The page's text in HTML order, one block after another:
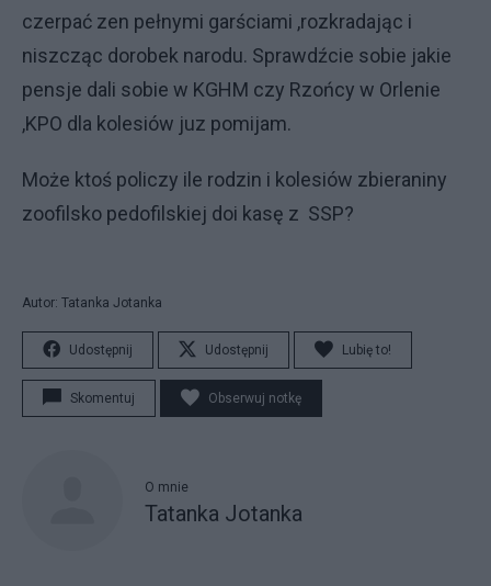
czerpać zen pełnymi garściami ,rozkradając i
niszcząc dorobek narodu. Sprawdźcie sobie jakie
pensje dali sobie w KGHM czy Rzońcy w Orlenie
,KPO dla kolesiów juz pomijam.
Może ktoś policzy ile rodzin i kolesiów zbieraniny
zoofilsko pedofilskiej doi kasę z SSP?
Autor: Tatanka Jotanka
Udostępnij Udostępnij Lubię to!
Skomentuj Obserwuj notkę
O mnie
Tatanka Jotanka